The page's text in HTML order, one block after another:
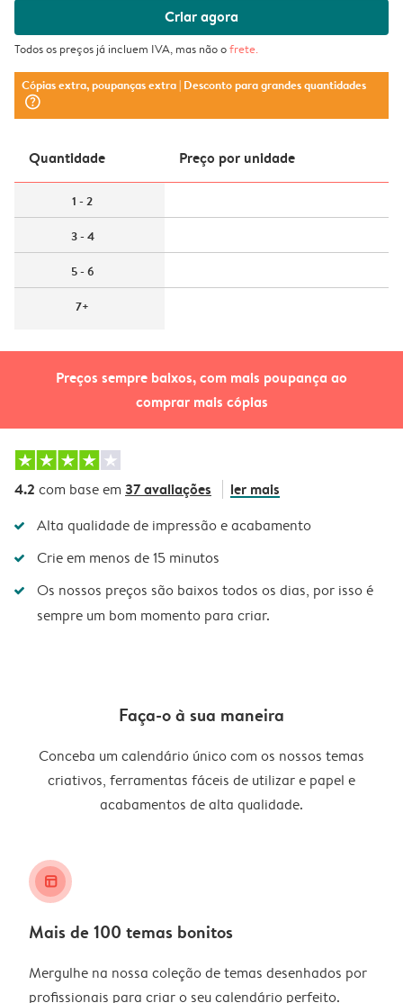
Preços sempre baixos, com mais poupança ao
comprar mais cópias
Criar agora
Todos os preços já incluem IVA, mas não ofrete.
Cópias extra, poupanças extra| Desconto para grandes quantidades
question_mark_circle
Quantidade Preço por unidade
1 - 2
3 - 4
5 - 6
7+
4.2 com base em 37 avaliações ler mais
Alta qualidade de impressão e acabamento
Crie em menos de 15 minutos
Os nossos preços são baixos todos os dias, por isso é
sempre um bom momento para criar.
Faça-o à sua maneira
Conceba um calendário único com os nossos temas
criativos, ferramentas fáceis de utilizar e papel e
acabamentos de alta qualidade.
layout_alt
Mais de 100 temas bonitos
Mergulhe na nossa coleção de temas desenhados por
profissionais para criar o seu calendário perfeito.